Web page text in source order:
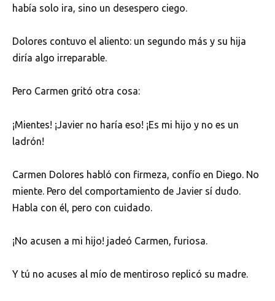
había solo ira, sino un desespero ciego.
Dolores contuvo el aliento: un segundo más y su hija
diría algo irreparable.
Pero Carmen gritó otra cosa:
¡Mientes! ¡Javier no haría eso! ¡Es mi hijo y no es un
ladrón!
Carmen Dolores habló con firmeza, confío en Diego. No
miente. Pero del comportamiento de Javier sí dudo.
Habla con él, pero con cuidado.
¡No acusen a mi hijo! jadeó Carmen, furiosa.
Y tú no acuses al mío de mentiroso replicó su madre.